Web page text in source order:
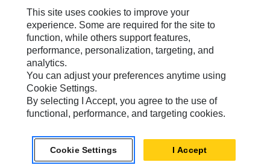
사이트 맵
Cookie Settings
법적 고지
개인정보취급방침
위치정보 이용약관
KR - Korean© 2026 Caterpillar. 판권 소유
This site uses cookies to improve your
experience. Some are required for the site to
function, while others support features,
performance, personalization, targeting, and
analytics.
You can adjust your preferences anytime using
Cookie Settings.
By selecting I Accept, you agree to the use of
functional, performance, and targeting cookies.
Cookie Settings I Accept